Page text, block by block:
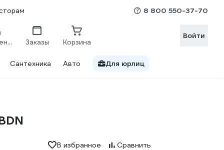
8 800 550-37-70
Сравнение Заказы Корзина
Войти
Сантехника Авто Для юрлиц
В избранное Сравнить